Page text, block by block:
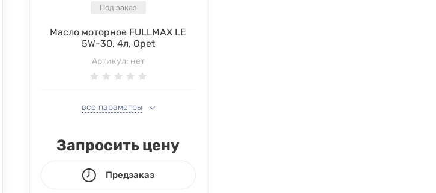
Под заказ
Масло моторное FULLMAX LE
5W-30, 4л, Opet
Артикул: нет
все параметры
Запросить цену
Предзаказ